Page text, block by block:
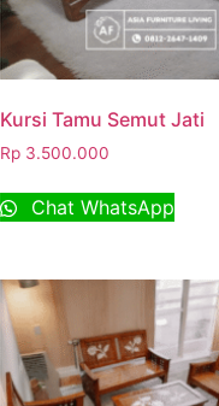
Kursi Tamu Semut Jati
Rp 3.500.000
Chat WhatsApp